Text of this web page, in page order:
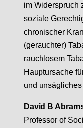
im Widerspruch
soziale
chronischer
(gerauchter)
rauchlosem
Hauptursache
und
David B
Professor of